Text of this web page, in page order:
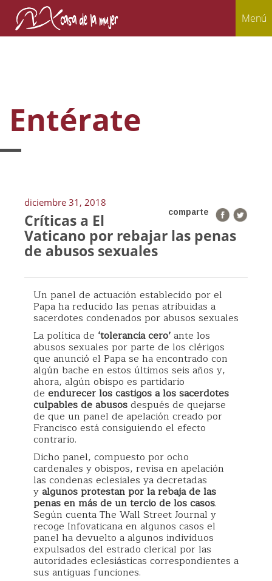
Menú
Entérate
diciembre 31, 2018
comparte
Críticas a El
Vaticano por rebajar las penas
de abusos sexuales
Un panel de actuación establecido por el
Papa ha reducido las penas atribuidas a
sacerdotes condenados por abusos sexuales
La política de ‘tolerancia cero’ante los
abusos sexuales por parte de los clérigos
que anunció el Papa se ha encontrado con
algún bache en estos últimos seis años y,
ahora, algún obispo es partidario
de endurecer los castigos a los sacerdotes
culpables de abusosdespués de quejarse
de que un panel de apelación creado por
Francisco está consiguiendo el efecto
contrario.
Dicho panel, compuesto por ocho
cardenales y obispos, revisa en apelación
las condenas eclesiales ya decretadas
yalgunos protestan por la rebaja de las
penas en más de un tercio de los casos.
Según cuenta The Wall Street Journal y
recoge Infovaticana en algunos casos el
panel ha devuelto a algunos individuos
expulsados del estrado clerical por las
autoridades eclesiásticas correspondientes a
sus antiguas funciones.